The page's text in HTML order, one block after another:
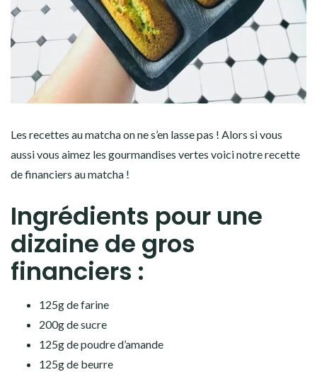
Les recettes au matcha on ne s’en lasse pas ! Alors si vous
aussi vous aimez les gourmandises vertes voici notre recette
de financiers au matcha !
Ingrédients pour une
dizaine de gros
financiers :
125g de farine
200g de sucre
125g de poudre d’amande
125g de beurre